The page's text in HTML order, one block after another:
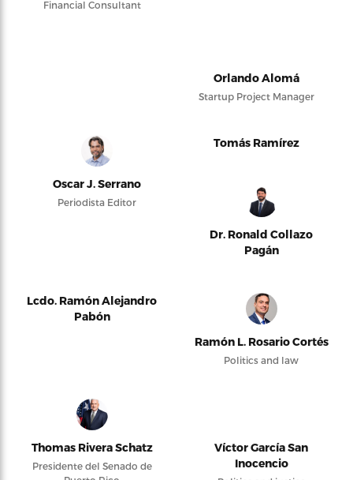
Financial Consultant
Orlando Alomá
Startup Project Manager
Oscar J. Serrano
Periodista Editor
Tomás Ramírez
Dr. Ronald Collazo
Pagán
Lcdo. Ramón Alejandro
Pabón
Ramón L. Rosario Cortés
Politics and law
Thomas Rivera Schatz
Presidente del Senado de
Víctor García San
Inocencio